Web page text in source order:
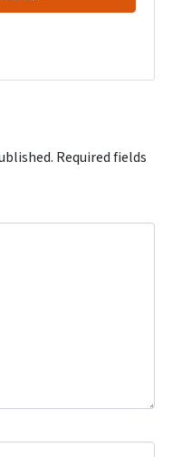
Required fields